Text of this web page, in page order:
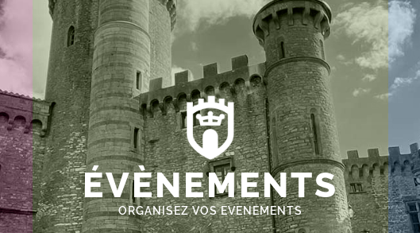
ÉVÈNEMENTS
ORGANISEZ VOS EVENEMENTS